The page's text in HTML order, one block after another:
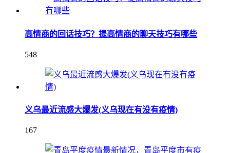
高情商的回话技巧？提高情商的聊天技巧有哪些
548
义乌最近流感大爆发(义乌现在有没有疫情)
167